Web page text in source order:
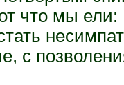
что мы
с